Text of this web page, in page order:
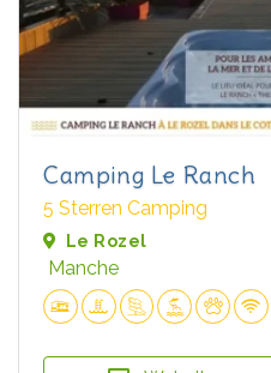
Camping Le Ranch
5 Sterren Camping
Le Rozel
Manche